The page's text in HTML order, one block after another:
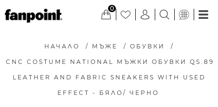
0
НАЧАЛО / МЪЖЕ / ОБУВКИ /
CNC COSTUME NATIONAL МЪЖКИ ОБУВКИ QS.89
LEATHER AND FABRIC SNEAKERS WITH USED
EFFECT - БЯЛО/ ЧЕРНО